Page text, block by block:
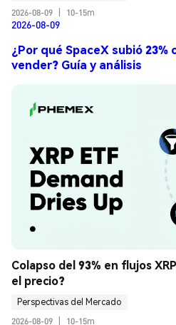
2026-08-09
10-15m
2026-08-09
¿Por qué SpaceX subió
vender? Guía y análisis
Colapso del 93% en flujos
el precio?
Perspectivas del Mercado
2026-08-09
10-15m